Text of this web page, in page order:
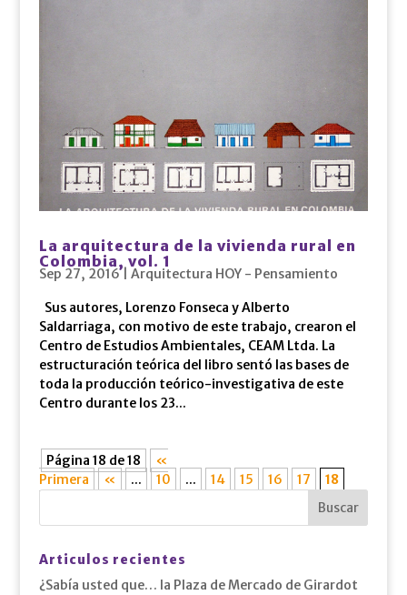
La arquitectura de la vivienda rural en
Colombia, vol. 1
Sep 27, 2016| Arquitectura HOY - Pensamiento
Sus autores, Lorenzo Fonseca y Alberto
Saldarriaga, con motivo de este trabajo, crearon el
Centro de Estudios Ambientales, CEAM Ltda. La
estructuración teórica del libro sentó las bases de
toda la producción teórico-investigativa de este
Centro durante los 23...
Página 18 de 18
«
Primera
« ... 10 ... 14 15 16 17 18
Articulos recientes
¿Sabía usted que… la Plaza de Mercado de Girardot